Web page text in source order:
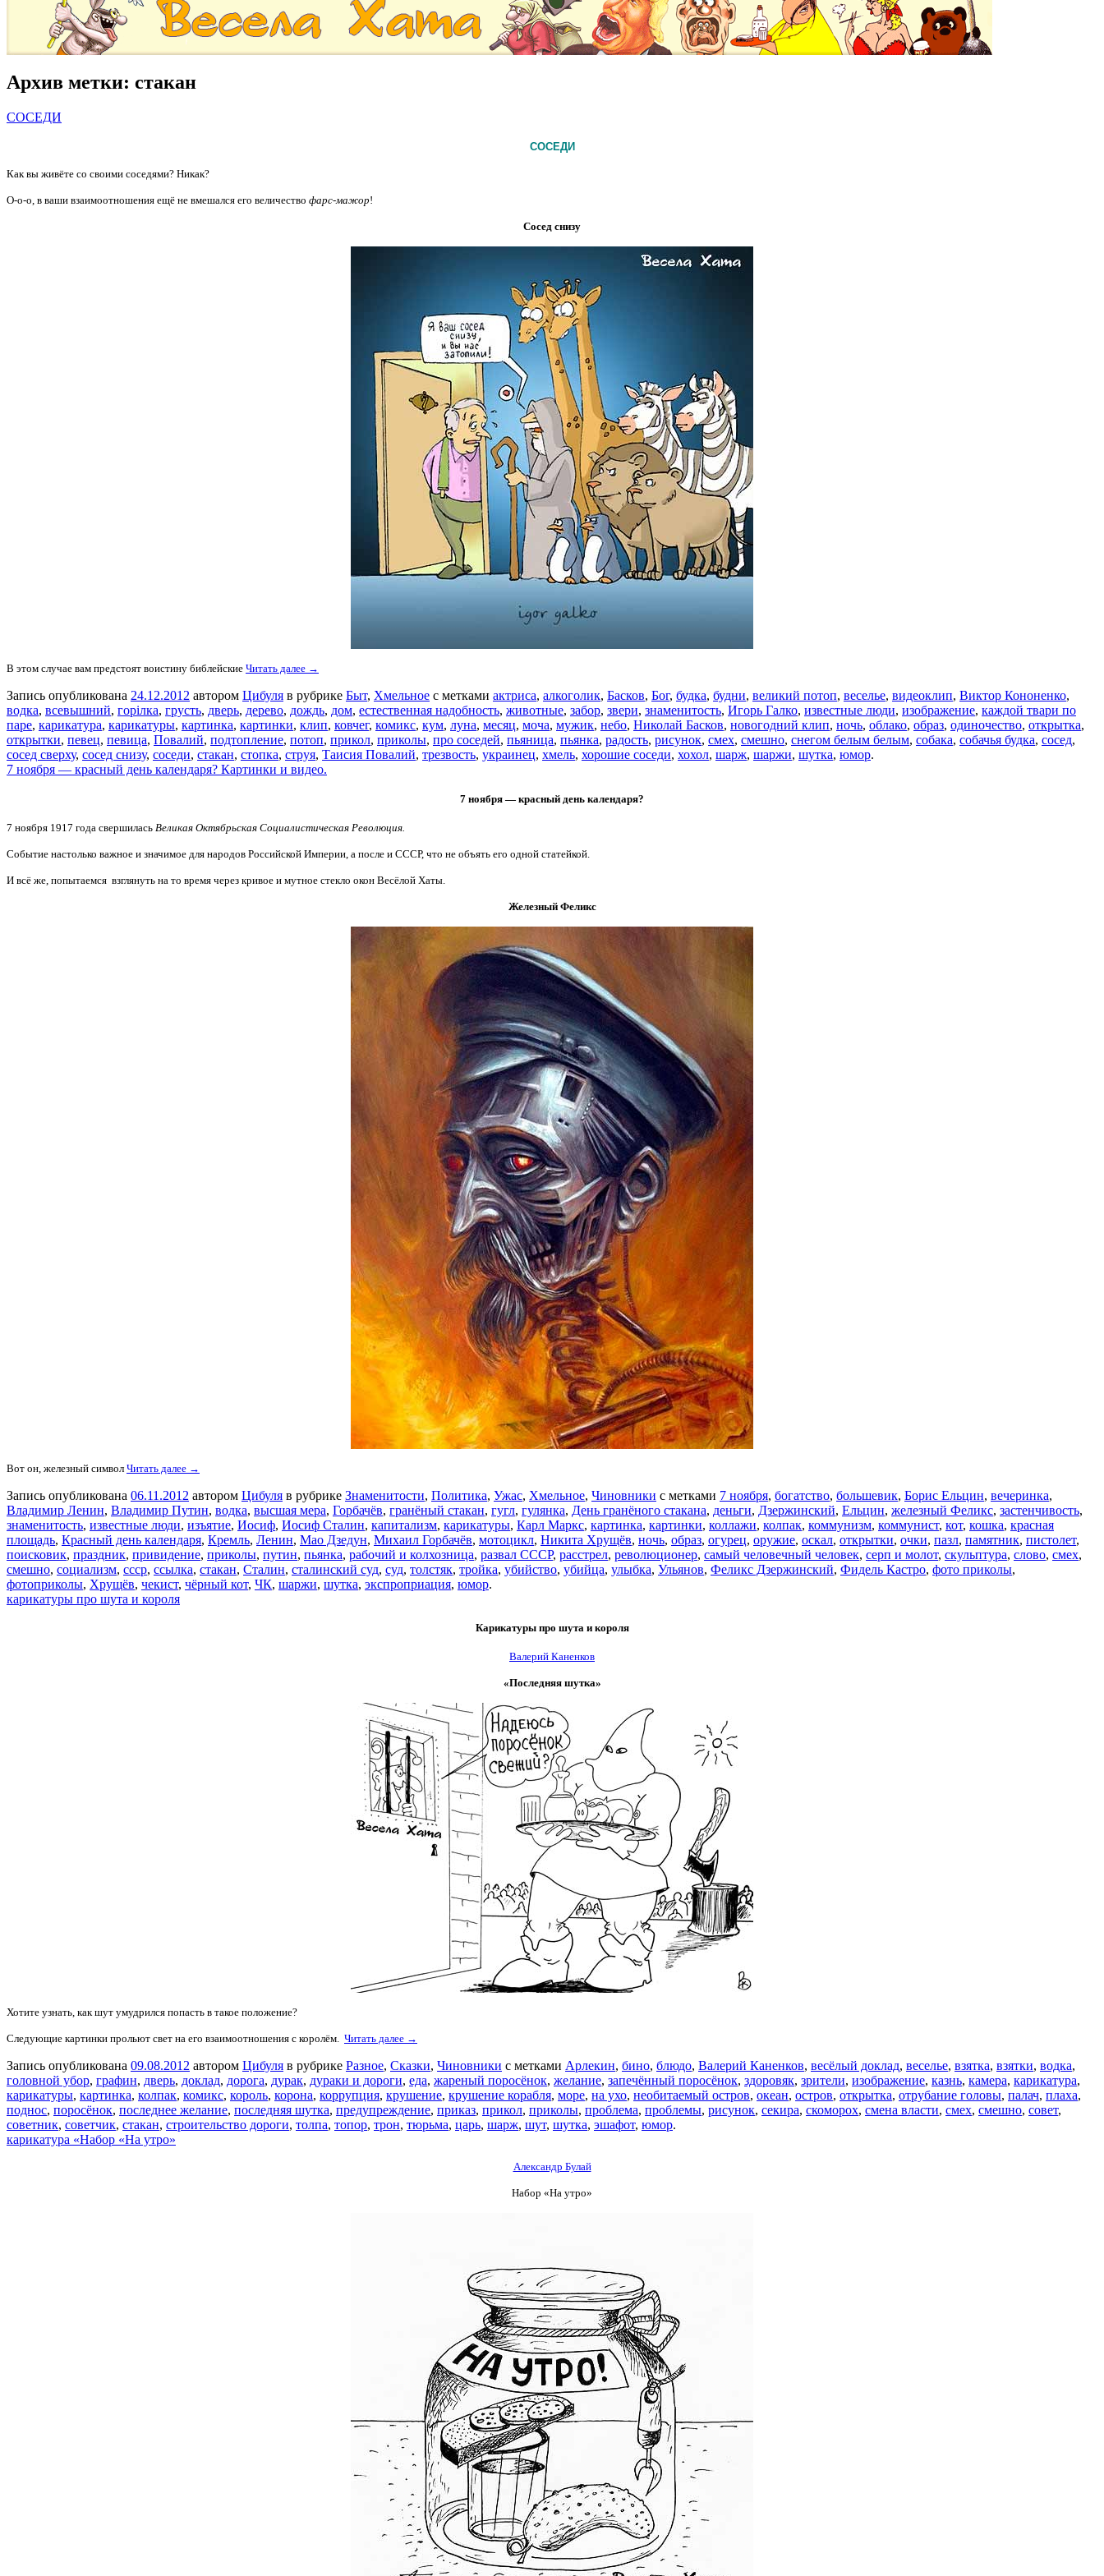
Архив метки: стакан
СОСЕДИ
СОСЕДИ
Как вы живёте со своими соседями? Никак?
О-о-о, в ваши взаимоотношения ещё не вмешался его величество фарс-мажор!
Сосед снизу
В этом случае вам предстоят воистину библейские Читать далее →
Запись опубликована 24.12.2012 автором Цибуля в рубрике Быт, Хмельное с метками актриса, алкоголик, Басков, Бог, будка, будни, великий потоп, веселье, видеоклип, Виктор Кононенко,
водка, всевышний, горілка, грусть, дверь, дерево, дождь, дом, естественная надобность, животные, забор, звери, знаменитость, Игорь Галко, известные люди, изображение, каждой твари по
паре, карикатура, карикатуры, картинка, картинки, клип, ковчег, комикс, кум, луна, месяц, моча, мужик, небо, Николай Басков, новогодний клип, ночь, облако, образ, одиночество, открытка,
открытки, певец, певица, Повалий, подтопление, потоп, прикол, приколы, про соседей, пьяница, пьянка, радость, рисунок, смех, смешно, снегом белым белым, собака, собачья будка, сосед,
сосед сверху, сосед снизу, соседи, стакан, стопка, струя, Таисия Повалий, трезвость, украинец, хмель, хорошие соседи, хохол, шарж, шаржи, шутка, юмор.
7 ноября — красный день календаря? Картинки и видео.
7 ноября — красный день календаря?
7 ноября 1917 года свершилась Великая Октябрьская Социалистическая Революция.
Событие настолько важное и значимое для народов Российской Империи, а после и СССР, что не объять его одной статейкой.
И всё же, попытаемся взглянуть на то время через кривое и мутное стекло окон Весёлой Хаты.
Железный Феликс
Вот он, железный символ Читать далее →
Запись опубликована 06.11.2012 автором Цибуля в рубрике Знаменитости, Политика, Ужас, Хмельное, Чиновники с метками 7 ноября, богатство, большевик, Борис Ельцин, вечеринка,
Владимир Ленин, Владимир Путин, водка, высшая мера, Горбачёв, гранёный стакан, гугл, гулянка, День гранёного стакана, деньги, Дзержинский, Ельцин, железный Феликс, застенчивость,
знаменитость, известные люди, изъятие, Иосиф, Иосиф Сталин, капитализм, карикатуры, Карл Маркс, картинка, картинки, коллажи, колпак, коммунизм, коммунист, кот, кошка, красная
площадь, Красный день календаря, Кремль, Ленин, Мао Дзедун, Михаил Горбачёв, мотоцикл, Никита Хрущёв, ночь, образ, огурец, оружие, оскал, открытки, очки, пазл, памятник, пистолет,
поисковик, праздник, привидение, приколы, путин, пьянка, рабочий и колхозница, развал СССР, расстрел, революционер, самый человечный человек, серп и молот, скульптура, слово, смех,
смешно, социализм, ссср, ссылка, стакан, Сталин, сталинский суд, суд, толстяк, тройка, убийство, убийца, улыбка, Ульянов, Феликс Дзержинский, Фидель Кастро, фото приколы,
фотоприколы, Хрущёв, чекист, чёрный кот, ЧК, шаржи, шутка, экспроприация, юмор.
карикатуры про шута и короля
Карикатуры про шута и короля
Валерий Каненков
«Последняя шутка»
Хотите узнать, как шут умудрился попасть в такое положение?
Следующие картинки прольют свет на его взаимоотношения с королём. Читать далее →
Запись опубликована 09.08.2012 автором Цибуля в рубрике Разное, Сказки, Чиновники с метками Арлекин, бино, блюдо, Валерий Каненков, весёлый доклад, веселье, взятка, взятки, водка,
головной убор, графин, дверь, доклад, дорога, дурак, дураки и дороги, еда, жареный поросёнок, желание, запечённый поросёнок, здоровяк, зрители, изображение, казнь, камера, карикатура,
карикатуры, картинка, колпак, комикс, король, корона, коррупция, крушение, крушение корабля, море, на ухо, необитаемый остров, океан, остров, открытка, отрубание головы, палач, плаха,
поднос, поросёнок, последнее желание, последняя шутка, предупреждение, приказ, прикол, приколы, проблема, проблемы, рисунок, секира, скоморох, смена власти, смех, смешно, совет,
советник, советчик, стакан, строительство дороги, толпа, топор, трон, тюрьма, царь, шарж, шут, шутка, эшафот, юмор.
карикатура «Набор «На утро»
Александр Булай
Набор «На утро»